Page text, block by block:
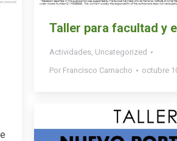
Taller para facultad y
Actividades Uncategorized
Por Francisco Camacho octubre